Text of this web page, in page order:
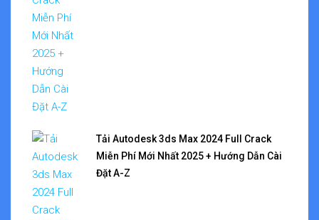
Tải Autodesk 3ds Max 2024 Full Crack
Miễn Phí Mới Nhất 2025 + Hướng Dẫn Cài
Đặt A-Z